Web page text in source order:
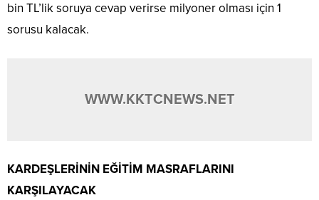
bin TL’lik soruya cevap verirse milyoner olması için 1
sorusu kalacak.
WWW.KKTCNEWS.NET
KARDEŞLERİNİN EĞİTİM MASRAFLARINI
KARŞILAYACAK